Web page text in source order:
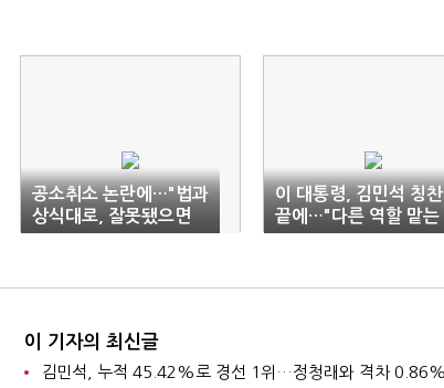
공소취소 논란에…"법과
상식대로, 잘못됐으면
시정하는 것"
이 대통령, 김민석 칭찬
끝에…"다른 역할 맡는
게 적절"
이 기자의 최신글
김민석, 누적 45.42%로 경선 1위…정청래와 격차